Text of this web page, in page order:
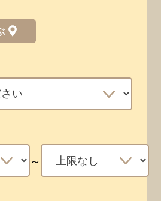
～